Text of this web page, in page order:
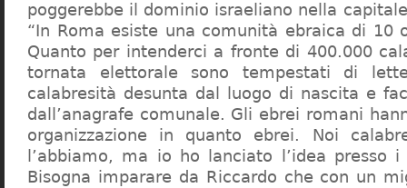
poggerebbe il dominio israeliano nella
“In Roma esiste una comunità ebraica di 10
Quanto per intenderci a fronte di 400.000
tornata elettorale sono tempestati di
calabresità desunta dal luogo di nascita e
dall’anagrafe comunale. Gli ebrei romani
organizzazione in quanto ebrei. Noi
l’abbiamo, ma io ho lanciato l’idea presso
Bisogna imparare da Riccardo che con un